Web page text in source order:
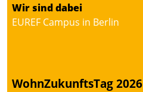
Wir sind dabei
EUREF Campus in Berlin
WohnZukunftsTag 2026